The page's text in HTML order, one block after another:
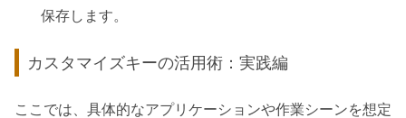
保存します。
カスタマイズキーの活用術：実践編
ここでは、具体的なアプリケーションや作業シーンを想定